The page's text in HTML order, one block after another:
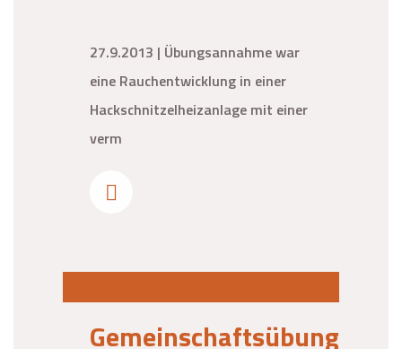
27.9.2013 | Übungsannahme war
eine Rauchentwicklung in einer
Hackschnitzelheizanlage mit einer
verm
Gemeinschaftsübung